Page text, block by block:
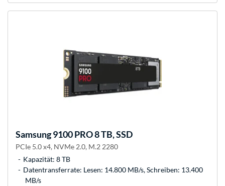
Samsung9100 PRO 8 TB, SSD
PCIe 5.0 x4, NVMe 2.0, M.2 2280
Kapazität: 8 TB
Datentransferrate: Lesen: 14.800 MB/s, Schreiben: 13.400
MB/s